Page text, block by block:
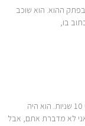
ההוא. הוא שוכב
בו,
רציתי לחתוך כבר אחרי הטלפון הראשון. בעצם, כבר אחרי 10 שניות. הוא היה
אני לא מדברת אתם, אבל